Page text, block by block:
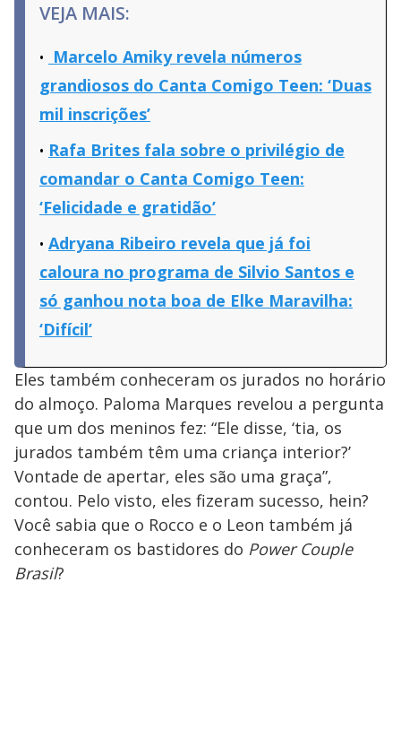
VEJA MAIS:
Marcelo Amiky revela números
grandiosos do Canta Comigo Teen: ‘Duas
mil inscrições’
Rafa Brites fala sobre o privilégio de
comandar o Canta Comigo Teen:
‘Felicidade e gratidão’
Adryana Ribeiro revela que já foi
caloura no programa de Silvio Santos e
só ganhou nota boa de Elke Maravilha:
‘Difícil’
Eles também conheceram os jurados no horário
do almoço. Paloma Marques revelou a pergunta
que um dos meninos fez: “Ele disse, ‘tia, os
jurados também têm uma criança interior?’
Vontade de apertar, eles são uma graça”,
contou. Pelo visto, eles fizeram sucesso, hein?
Você sabia que o Rocco e o Leon também já
conheceram os bastidores do Power Couple
Brasil?